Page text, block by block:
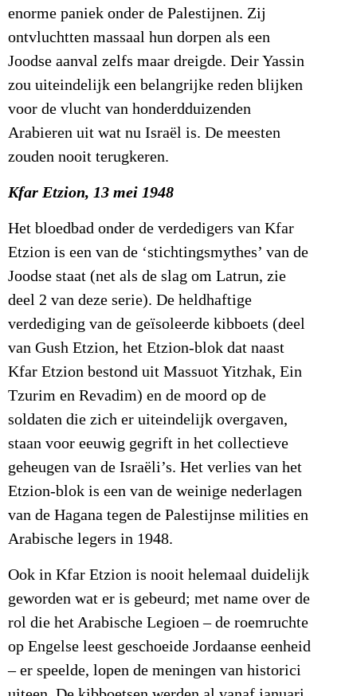
enorme paniek onder de Palestijnen. Zij
ontvluchtten massaal hun dorpen als een
Joodse aanval zelfs maar dreigde. Deir Yassin
zou uiteindelijk een belangrijke reden blijken
voor de vlucht van honderdduizenden
Arabieren uit wat nu Israël is. De meesten
zouden nooit terugkeren.
Kfar Etzion, 13 mei 1948
Het bloedbad onder de verdedigers van Kfar
Etzion is een van de ‘stichtingsmythes’ van de
Joodse staat (net als de slag om Latrun, zie
deel 2 van deze serie). De heldhaftige
verdediging van de geïsoleerde kibboets (deel
van Gush Etzion, het Etzion-blok dat naast
Kfar Etzion bestond uit Massuot Yitzhak, Ein
Tzurim en Revadim) en de moord op de
soldaten die zich er uiteindelijk overgaven,
staan voor eeuwig gegrift in het collectieve
geheugen van de Israëli’s. Het verlies van het
Etzion-blok is een van de weinige nederlagen
van de Hagana tegen de Palestijnse milities en
Arabische legers in 1948.
Ook in Kfar Etzion is nooit helemaal duidelijk
geworden wat er is gebeurd; met name over de
rol die het Arabische Legioen – de roemruchte
op Engelse leest geschoeide Jordaanse eenheid
– er speelde, lopen de meningen van historici